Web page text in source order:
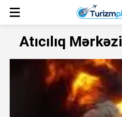
Atıcılıq Mərkəzi